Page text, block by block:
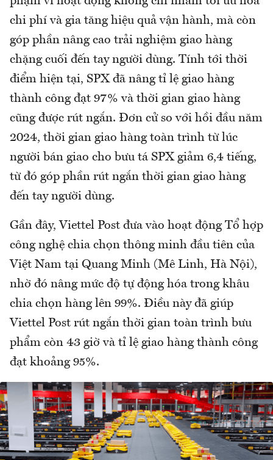
chi phí và gia tăng hiệu quả vận hành, mà còn
góp phần nâng cao trải nghiệm giao hàng
chặng cuối đến tay người dùng. Tính tới thời
điểm hiện tại, SPX đã nâng tỉ lệ giao hàng
thành công đạt 97% và thời gian giao hàng
cũng được rút ngắn. Đơn cử so với hồi đầu năm
2024, thời gian giao hàng toàn trình từ lúc
người bán giao cho bưu tá SPX giảm 6,4 tiếng,
từ đó góp phần rút ngắn thời gian giao hàng
đến tay người dùng.
Gần đây, Viettel Post đưa vào hoạt động Tổ hợp
công nghệ chia chọn thông minh đầu tiên của
Việt Nam tại Quang Minh (Mê Linh, Hà Nội),
nhờ đó nâng mức độ tự động hóa trong khâu
chia chọn hàng lên 99%. Điều này đã giúp
Viettel Post rút ngắn thời gian toàn trình bưu
phẩm còn 43 giờ và tỉ lệ giao hàng thành công
đạt khoảng 95%.